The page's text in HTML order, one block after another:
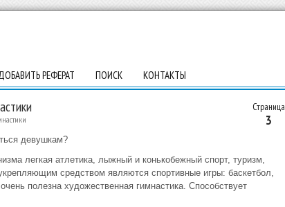
РЕФЕРАТ ПОИСК КОНТАКТЫ
Страница
3
девушкам?
легкая атлетика, лыжный и конькобежный спорт, туризм,
средством являются спортивные игры: баскетбол,
полезна художественная гимнастика. Способствует